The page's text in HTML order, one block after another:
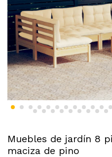
Muebles de jardín 8
maciza de pino